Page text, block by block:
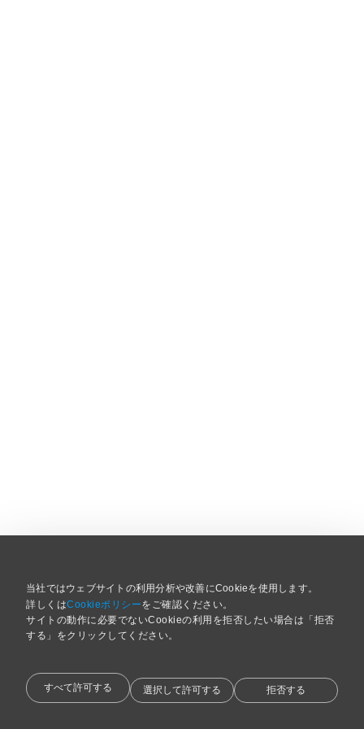
当社ではウェブサイトの利用分析や改善にCookieを使用します。
詳しくはCookieポリシーをご確認ください。
サイトの動作に必要でないCookieの利用を拒否したい場合は「拒否
する」をクリックしてください。
すべて許可する 選択して許可する 拒否する